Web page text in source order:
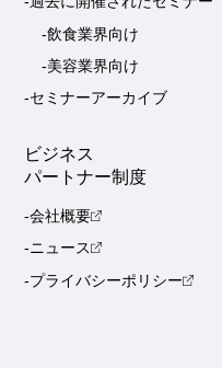
-飲食業界向け
-美容業界向け
-セミナーアーカイブ
ビジネス
パートナー制度
-会社概要
-ニュース
-プライバシーポリシー